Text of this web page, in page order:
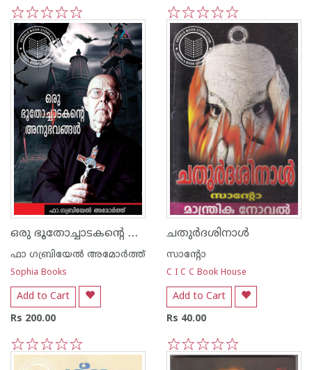
5
4
3
2
1 5
4
3
2
1
ഒരു ഭൂതോച്ചാടകൻ്റെ അനുഭവങ്ങൾ
ഫാ ഗബ്രിയേല്‍ അമോര്‍ത്ത്
Sophia Books
Add to Cart
Rs 200.00
5
4
3
2
1
ചതുര്‍ദശിനാള്‍
സാന്റോ
C I C C Book House
Add to Cart
Rs 40.00
5
4
3
2
1